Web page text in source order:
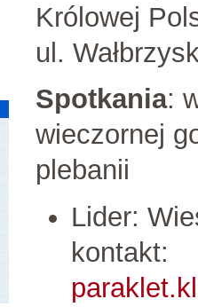
Królowej
ul.
Spotkania:
wieczornej
plebanii
Lider:
kontakt: